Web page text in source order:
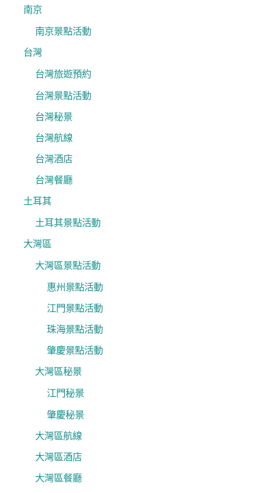
南京
南京景點活動
台灣
台灣旅遊預約
台灣景點活動
台灣秘景
台灣航線
台灣酒店
台灣餐廳
土耳其
土耳其景點活動
大灣區
大灣區景點活動
惠州景點活動
江門景點活動
珠海景點活動
肇慶景點活動
大灣區秘景
江門秘景
肇慶秘景
大灣區航線
大灣區酒店
大灣區餐廳